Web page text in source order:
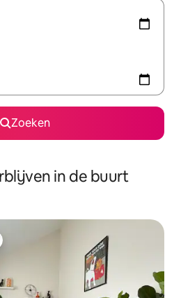
Zoeken
in de buurt